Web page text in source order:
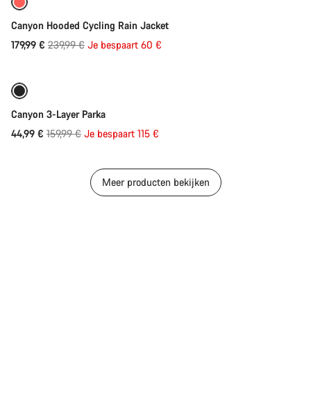
Canyon Hooded Cycling Rain Jacket
179,99 € Originele
239,99 € Je bespaart 60 €
Direct toevoegen
Canyon 3-Layer Parka
44,99 € Originele
159,99 € Je bespaart 115 €
Meer producten bekijken